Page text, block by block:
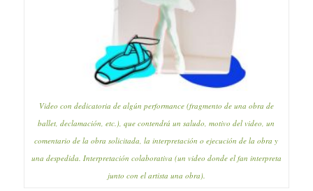
Video con dedicatoria de algún performance (fragmento de una obra de
ballet, declamación, etc.), que contendrá un saludo, motivo del video, un
comentario de la obra solicitada, la interpretación o ejecución de la obra y
una despedida. Interpretación colaborativa (un video donde el fan interpreta
junto con el artista una obra).